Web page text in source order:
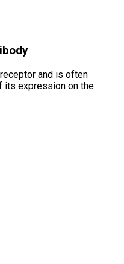
and is often
its expression on the